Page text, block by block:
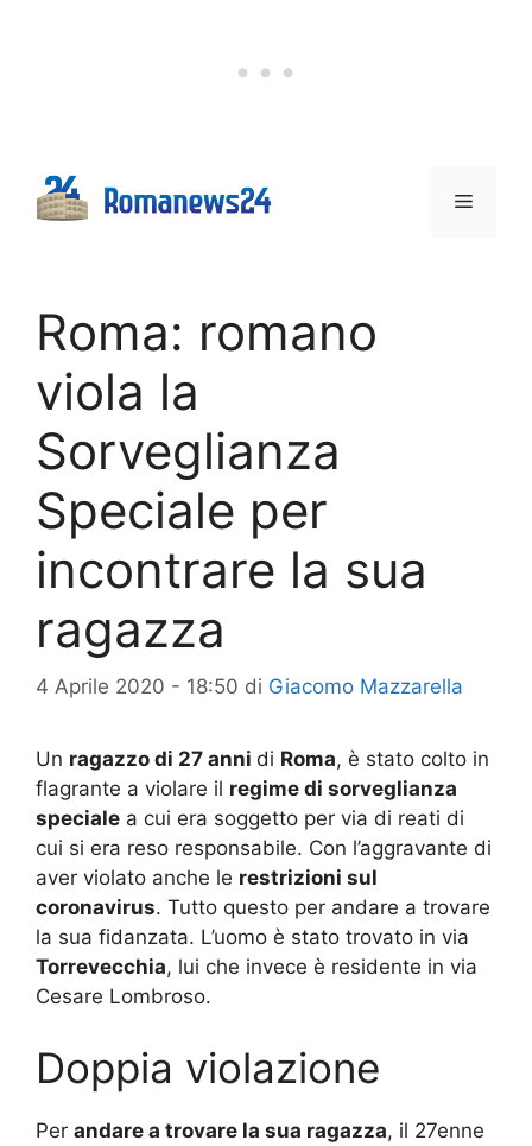
Menu
Roma: romano
viola la
Sorveglianza
Speciale per
incontrare la sua
ragazza
4 Aprile 2020 - 18:50 di Giacomo Mazzarella
Un ragazzo di 27 anni di Roma, è stato colto in
flagrante a violare il regime di sorveglianza
speciale a cui era soggetto per via di reati di
cui si era reso responsabile. Con l’aggravante di
aver violato anche le restrizioni sul
coronavirus. Tutto questo per andare a trovare
la sua fidanzata. L’uomo è stato trovato in via
Torrevecchia, lui che invece è residente in via
Cesare Lombroso.
Doppia violazione
Per andare a trovare la sua ragazza, il 27enne